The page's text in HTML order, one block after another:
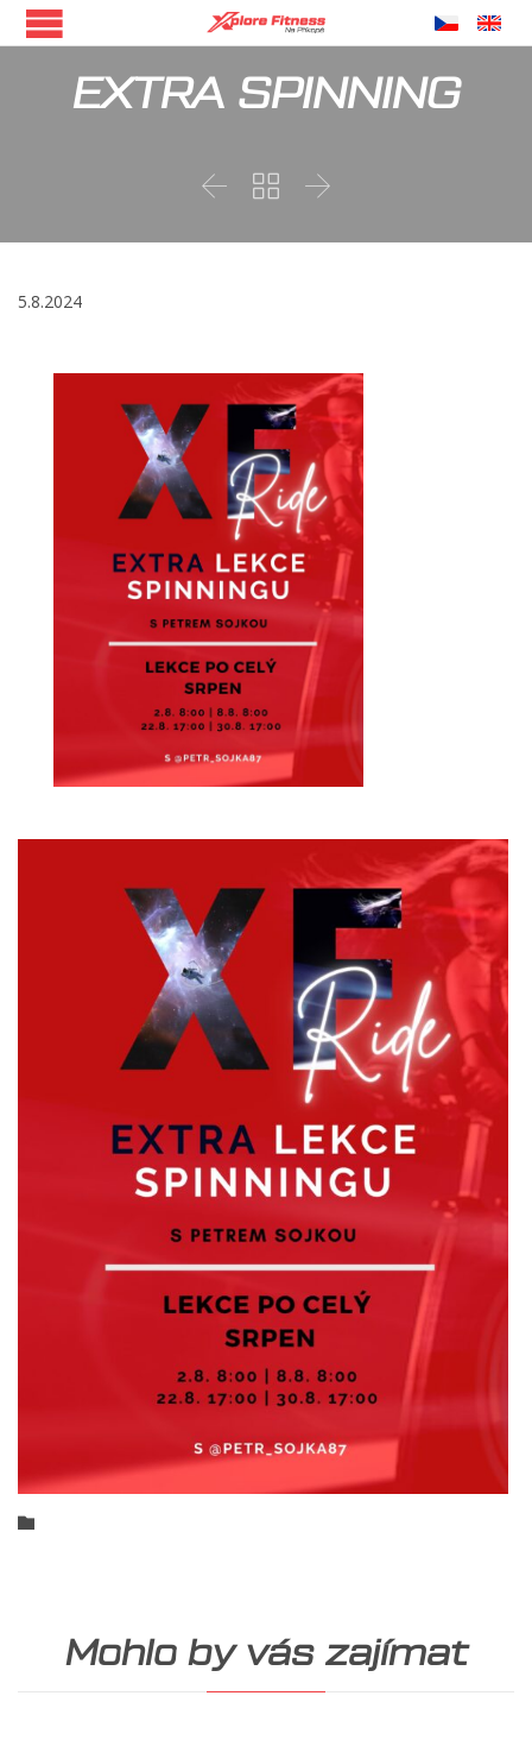
EXTRA SPINNING
  
5.8.2024

Mohlo by vás zajímat